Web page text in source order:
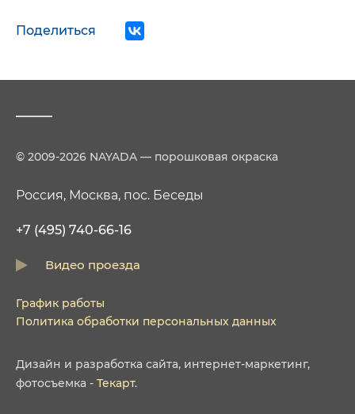
Поделиться
© 2009-2026 NAYADA — порошковая окраска
Россия, Москва, пос. Беседы
+7 (495) 740-66-16
Видео проезда
График работы
Политика обработки персональных данных
Дизайн и разработка сайта, интернет-маркетинг,
фотосъемка - Текарт.